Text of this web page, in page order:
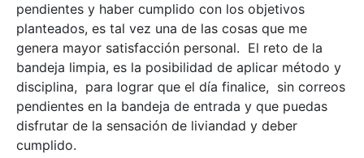
pendientes y haber cumplido con los objetivos
planteados, es tal vez una de las cosas que me
genera mayor satisfacción personal. El reto de la
bandeja limpia, es la posibilidad de aplicar método y
disciplina, para lograr que el día finalice, sin correos
pendientes en la bandeja de entrada y que puedas
disfrutar de la sensación de liviandad y deber
cumplido.